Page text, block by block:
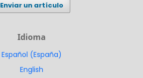
Enviar un artículo
Idioma
Español (España)
English